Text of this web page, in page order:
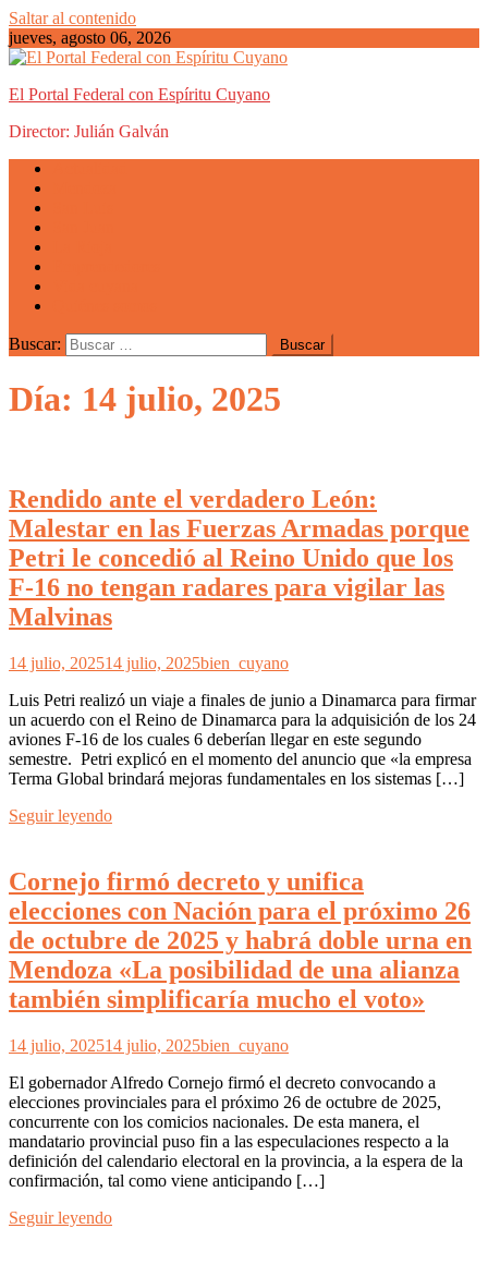
Saltar al contenido
jueves, agosto 06, 2026
El Portal Federal con Espíritu Cuyano
Director: Julián Galván
Buscar:
Día: 14 julio, 2025
Rendido ante el verdadero León:
Malestar en las Fuerzas Armadas porque
Petri le concedió al Reino Unido que los
F-16 no tengan radares para vigilar las
Malvinas
14 julio, 202514 julio, 2025bien_cuyano
Luis Petri realizó un viaje a finales de junio a Dinamarca para firmar
un acuerdo con el Reino de Dinamarca para la adquisición de los 24
aviones F-16 de los cuales 6 deberían llegar en este segundo
semestre. Petri explicó en el momento del anuncio que «la empresa
Terma Global brindará mejoras fundamentales en los sistemas […]
Seguir leyendo
Cornejo firmó decreto y unifica
elecciones con Nación para el próximo 26
de octubre de 2025 y habrá doble urna en
Mendoza «La posibilidad de una alianza
también simplificaría mucho el voto»
14 julio, 202514 julio, 2025bien_cuyano
El gobernador Alfredo Cornejo firmó el decreto convocando a
elecciones provinciales para el próximo 26 de octubre de 2025,
concurrente con los comicios nacionales. De esta manera, el
mandatario provincial puso fin a las especulaciones respecto a la
definición del calendario electoral en la provincia, a la espera de la
confirmación, tal como viene anticipando […]
Seguir leyendo